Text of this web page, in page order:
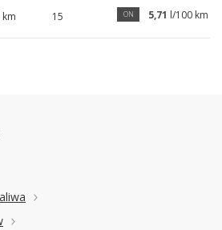
km 15 ON 5,71 l/100 km